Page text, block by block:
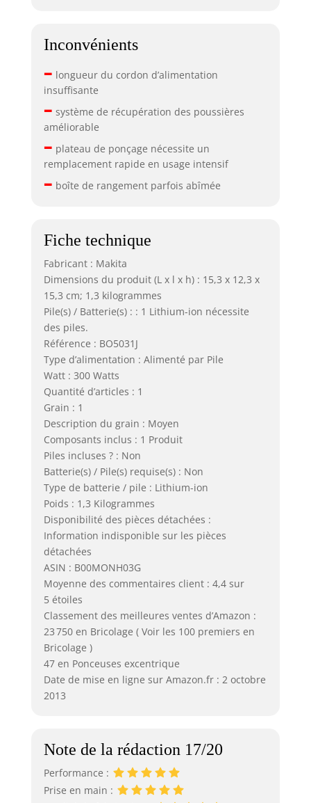
Inconvénients
– longueur du cordon d’alimentation
insuffisante
– système de récupération des poussières
améliorable
– plateau de ponçage nécessite un
remplacement rapide en usage intensif
– boîte de rangement parfois abîmée
Fiche technique
Fabricant : Makita
Dimensions du produit (L x l x h) : 15,3 x 12,3 x
15,3 cm; 1,3 kilogrammes
Pile(s) / Batterie(s) : : 1 Lithium-ion nécessite
des piles.
Référence : BO5031J
Type d’alimentation : Alimenté par Pile
Watt : 300 Watts
Quantité d’articles : 1
Grain : 1
Description du grain : Moyen
Composants inclus : 1 Produit
Piles incluses ? : Non
Batterie(s) / Pile(s) requise(s) : Non
Type de batterie / pile : Lithium-ion
Poids : 1,3 Kilogrammes
Disponibilité des pièces détachées :
Information indisponible sur les pièces
détachées
ASIN : B00MONH03G
Moyenne des commentaires client : 4,4 sur
5 étoiles
Classement des meilleures ventes d’Amazon :
23 750 en Bricolage ( Voir les 100 premiers en
Bricolage )
47 en Ponceuses excentrique
Date de mise en ligne sur Amazon.fr : 2 octobre
2013
Note de la rédaction 17/20
Performance :
Prise en main :